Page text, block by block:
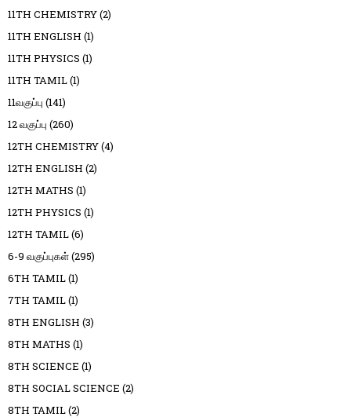
11TH CHEMISTRY(2)
11TH ENGLISH (1)
11TH PHYSICS (1)
11TH TAMIL(1)
11வகுப்பு (141)
12 வகுப்பு (260)
12TH CHEMISTRY(4)
12TH ENGLISH (2)
12TH MATHS (1)
12TH PHYSICS (1)
12TH TAMIL(6)
6-9 வகுப்புகள்(295)
6TH TAMIL(1)
7TH TAMIL(1)
8TH ENGLISH (3)
8TH MATHS (1)
8TH SCIENCE (1)
8TH SOCIAL SCIENCE (2)
8TH TAMIL(2)